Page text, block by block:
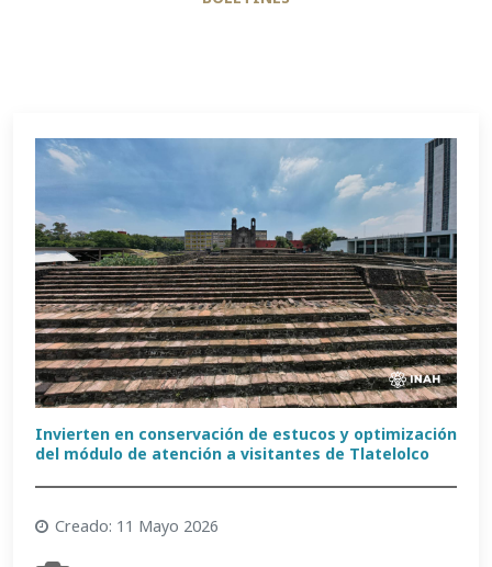
Invierten en conservación de estucos y optimización
del módulo de atención a visitantes de Tlatelolco
Creado: 11 Mayo 2026